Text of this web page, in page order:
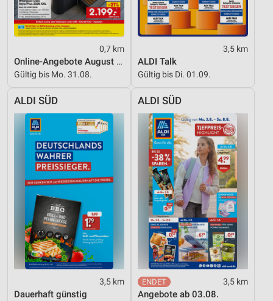
0,7 km
Online-Angebote August 2026
Gültig bis Mo. 31.08.
3,5 km
ALDI Talk
Gültig bis Di. 01.09.
ALDI SÜD
3,5 km
Dauerhaft günstig
ALDI SÜD
3,5 km
Angebote ab 03.08.
Geräte anhand von aktiv angeforderten
Informationen identifizieren
Nicht-IAB-Verarbeitungszwecke:
Notwendig
Performance
Funktional
Werbung